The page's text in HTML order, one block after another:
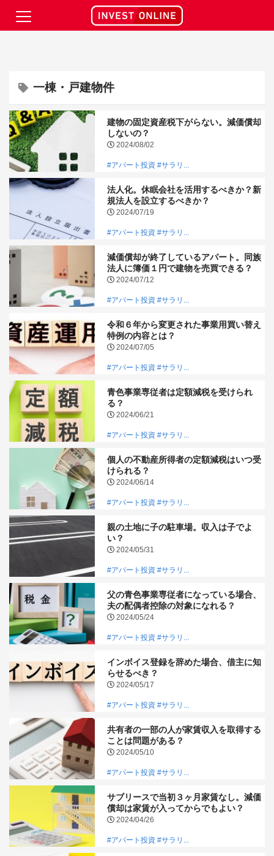
一棟・戸建物件
建物の固定資産税下がらない。減価償却
しないの？
2024/08/02
#アパート投資 #サラリ...
法人化。休眠会社を活用するべきか？新
規法人を設立するべきか？
2024/07/19
#アパート投資 #サラリ...
減価償却が終了しているアパート。同族
法人に簿価１円で建物を売買できる？
2024/07/12
#アパート投資 #サラリ...
令和６年から変更された事業用買い替え
特例の内容とは？
2024/07/05
#アパート投資 #サラリ...
青色事業専従者は定額減税を受けられ
る？
2024/06/21
#アパート投資 #サラリ...
個人の不動産所得者の定額減税はいつ受
けられる？
2024/06/14
#アパート投資 #サラリ...
親の土地に子の駐車場。収入は子でよ
い？
2024/05/31
#アパート投資 #サラリ...
父の青色事業専従者になっている場合、
夫の配偶者控除の対象になれる？
2024/05/24
#アパート投資 #サラリ...
インボイス登録を辞めた場合、借主に知
らせるべき？
2024/05/17
#アパート投資 #サラリ...
共有者の一部の人が家賃収入を取得する
ことは問題がある？
2024/05/10
#アパート投資 #サラリ...
サブリースで当初３ヶ月家賃なし。減価
償却は家賃が入ってからでもよい？
2024/04/26
#アパート投資 #サラリ...